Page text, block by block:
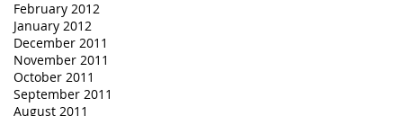
February 2012
January 2012
December 2011
November 2011
October 2011
September 2011
August 2011